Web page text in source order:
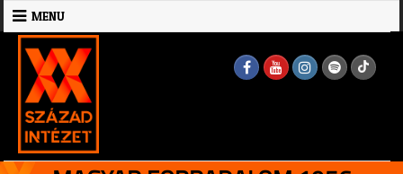
Skip
to
content
MENU